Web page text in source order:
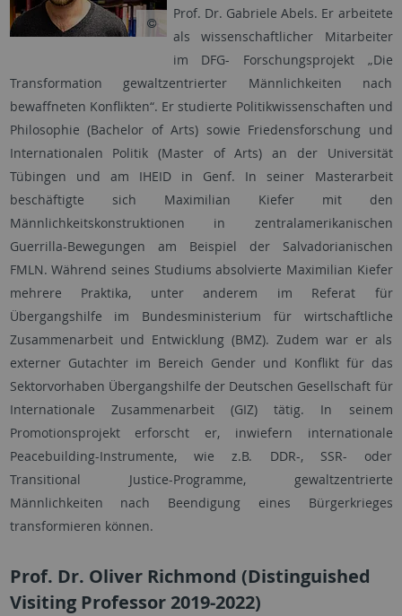
Prof. Dr. Gabriele Abels. Er arbeitete
als wissenschaftlicher Mitarbeiter
im DFG- Forschungsprojekt „Die
Transformation gewaltzentrierter Männlichkeiten nach
bewaffneten Konflikten“. Er studierte Politikwissenschaften und
Philosophie (Bachelor of Arts) sowie Friedensforschung und
Internationalen Politik (Master of Arts) an der Universität
Tübingen und am IHEID in Genf. In seiner Masterarbeit
beschäftigte sich Maximilian Kiefer mit den
Männlichkeitskonstruktionen in zentralamerikanischen
Guerrilla-Bewegungen am Beispiel der Salvadorianischen
FMLN. Während seines Studiums absolvierte Maximilian Kiefer
mehrere Praktika, unter anderem im Referat für
Übergangshilfe im Bundesministerium für wirtschaftliche
Zusammenarbeit und Entwicklung (BMZ). Zudem war er als
externer Gutachter im Bereich Gender und Konflikt für das
Sektorvorhaben Übergangshilfe der Deutschen Gesellschaft für
Internationale Zusammenarbeit (GIZ) tätig. In seinem
Promotionsprojekt erforscht er, inwiefern internationale
Peacebuilding-Instrumente, wie z.B. DDR-, SSR- oder
Transitional Justice-Programme, gewaltzentrierte
Männlichkeiten nach Beendigung eines Bürgerkrieges
transformieren können.
Prof. Dr. Oliver Richmond (Distinguished
Visiting Professor 2019-2022)